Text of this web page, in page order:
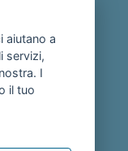
aiutano a
servizi,
I
il tuo